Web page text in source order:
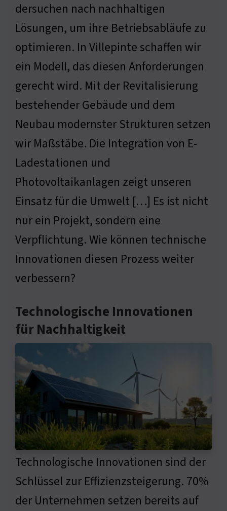
dersuchen nach nachhaltigen
Lösungen, um ihre Betriebsabläufe zu
optimieren. In Villepinte schaffen wir
ein Modell, das diesen Anforderungen
gerecht wird. Mit der Revitalisierung
bestehender Gebäude und dem
Neubau modernster Strukturen setzen
wir Maßstäbe. Die Integration von E-
Ladestationen und
Photovoltaikanlagen zeigt unseren
Einsatz für die Umwelt […] Es ist nicht
nur ein Projekt, sondern eine
Verpflichtung. Wie können technische
Innovationen diesen Prozess weiter
verbessern?
Technologische Innovationen
für Nachhaltigkeit
Technologische Innovationen sind der
Schlüssel zur Effizienzsteigerung. 70%
der Unternehmen setzen bereits auf